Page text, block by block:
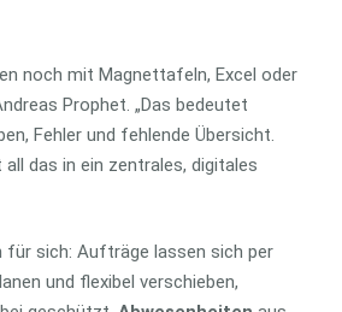
noch mit Magnettafeln, Excel oder
Prophet. „Das bedeutet
Fehler und fehlende Übersicht.
das in ein zentrales, digitales
für sich: Aufträge lassen sich per
und flexibel verschieben,